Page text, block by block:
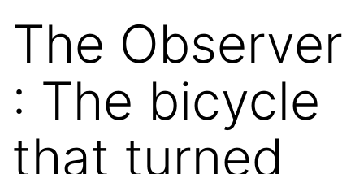
The Observer
: The bicycle
that turned